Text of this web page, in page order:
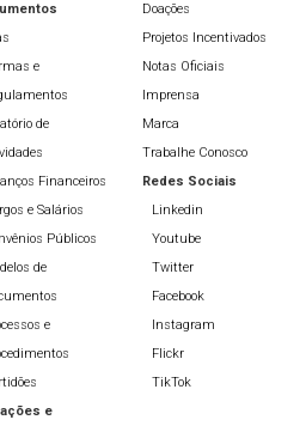
e
de
Financeiros
e Salários
Públicos
de
e
e
Doações
Projetos Incentivados
Notas Oficiais
Imprensa
Marca
Trabalhe Conosco
Redes Sociais
Linkedin
Youtube
Twitter
Facebook
Instagram
Flickr
TikTok